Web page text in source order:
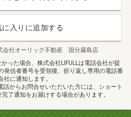
に入りに追加する
会社オーリック不動産 国分霧島店
った場合、株式会社LIFULLは電話会社が提
発信者番号を受領後、折り返し専用の電話番
に通知します。
からお問合せいただいた方には、ショート
了通知をお届けする場合があります。